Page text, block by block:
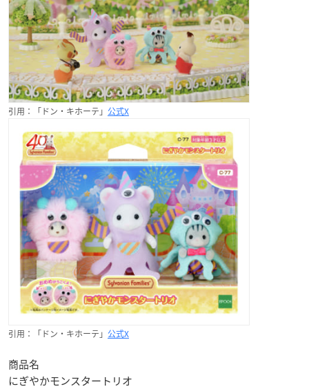
引用：「ドン・キホーテ」 公式X
引用：「ドン・キホーテ」 公式X
商品名
にぎやかモンスタートリオ